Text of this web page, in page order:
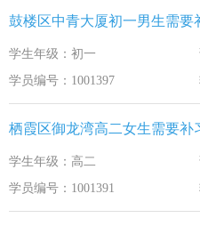
致全省中小学生家长的一封信
2025年12月江苏教育考试月
学生年级：初一
学员编号：1001397
学生年级：高二
学员编号：1001391